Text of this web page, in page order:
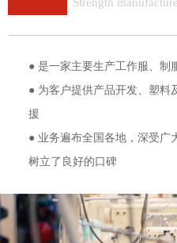
Strength
● 是一家主要生产工作服、制
● 为客户提供产品开发、塑料
援
● 业务遍布全国各地，深受广
树立了良好的口碑